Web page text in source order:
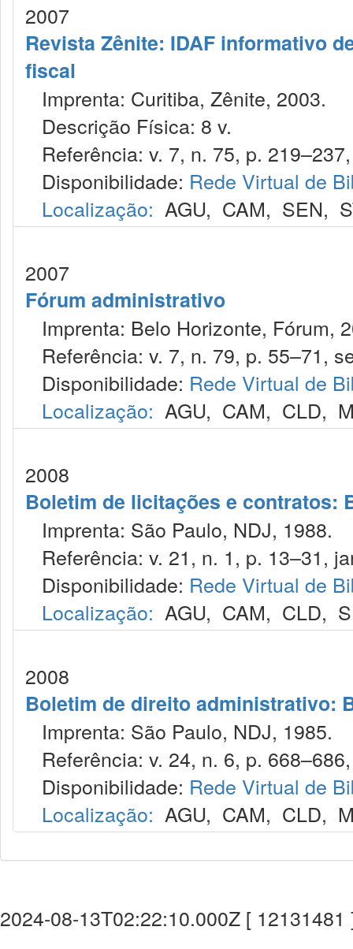
2007
Revista Zênite: IDAF informativo
fiscal
Imprenta: Curitiba, Zênite, 2003.
Descrição Física: 8 v.
Referência: v. 7, n. 75, p.
Disponibilidade: Rede Virtual de
Localização: AGU, CAM, SEN,
2007
Fórum administrativo
Imprenta: Belo Horizonte, Fórum,
Referência: v. 7, n. 79, p. 55–71,
Disponibilidade: Rede Virtual de
Localização: AGU, CAM, CLD,
2008
Boletim de licitações e contratos:
Imprenta: São Paulo, NDJ, 1988.
Referência: v. 21, n. 1, p. 13–31,
Disponibilidade: Rede Virtual de
Localização: AGU, CAM, CLD,
2008
Boletim de direito administrativo:
Imprenta: São Paulo, NDJ, 1985.
Referência: v. 24, n. 6, p.
Disponibilidade: Rede Virtual de
Localização: AGU, CAM, CLD,
2024-08-13T02:22:10.000Z [ 12131481